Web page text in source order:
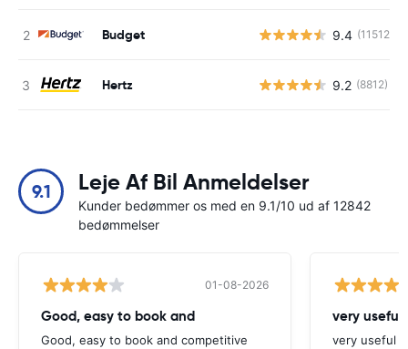
Budget 9.4 (11512)
Hertz 9.2 (8812)
9.1 Leje Af Bil Anmeldelser
Kunder bedømmer os med en 9.1/10 ud af 12842
bedømmelser
01-08-2026
Good, easy to book and
Good, easy to book and competitive
very useful
very useful